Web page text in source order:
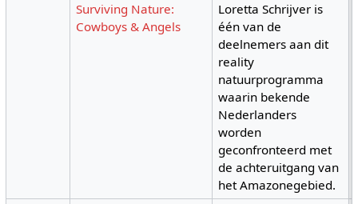
Surviving Nature:
Cowboys & Angels
Loretta Schrijver is
één van de
deelnemers aan dit
reality
natuurprogramma
waarin bekende
Nederlanders
worden
geconfronteerd met
de achteruitgang van
het Amazonegebied.